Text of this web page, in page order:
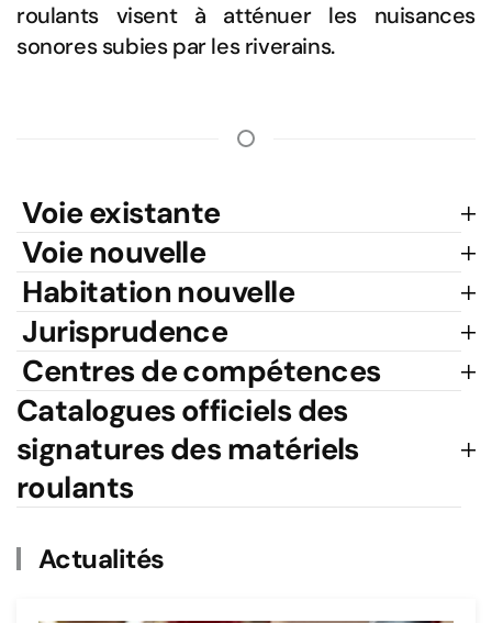
roulants visent à atténuer les nuisances
sonores subies par les riverains.
Voie existante
Voie nouvelle
Habitation nouvelle
Jurisprudence
Centres de compétences
Catalogues officiels des
signatures des matériels
roulants
Actualités